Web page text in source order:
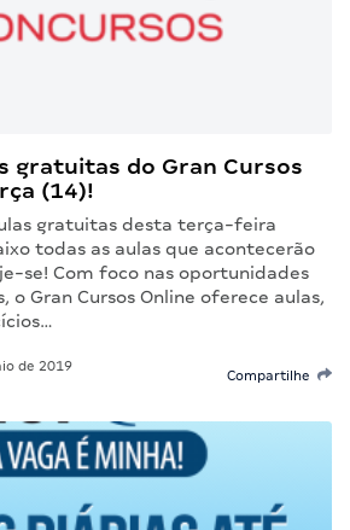
gratuitas do Gran Cursos
(14)!
gratuitas desta terça-feira
todas as aulas que acontecerão
se! Com foco nas oportunidades
o Gran Cursos Online oferece aulas,
de 2019
Compartilhe